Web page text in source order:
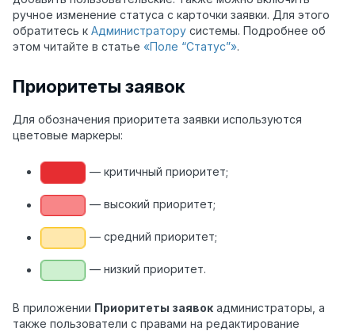
ручное изменение статуса с карточки заявки. Для этого
обратитесь к Администратору системы. Подробнее об
этом читайте в статье «Поле “Статус”».
Приоритеты заявок
Для обозначения приоритета заявки используются
цветовые маркеры:
— критичный приоритет;
— высокий приоритет;
— средний приоритет;
— низкий приоритет.
В приложении Приоритеты заявок администраторы, а
также пользователи с правами на редактирование